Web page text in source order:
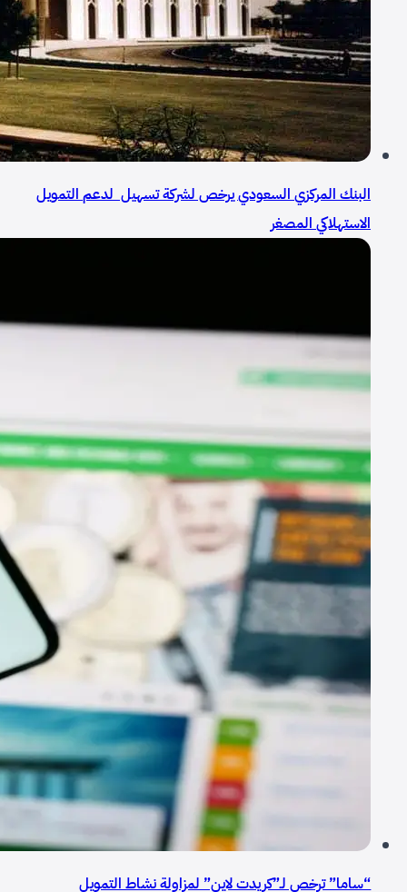
البنك المركزي السعودي يرخص لشركة تسهيل لدعم التمويل
الاستهلاكي المصغر
“ساما” ترخص لـ”كريدت لاين” لمزاولة نشاط التمويل